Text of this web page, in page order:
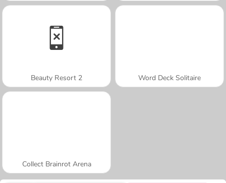
Beauty Resort 2 Word Deck Solitaire
Collect Brainrot Arena